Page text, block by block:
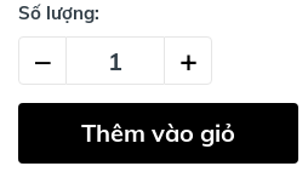
Số lượng:
– +
Thêm vào giỏ